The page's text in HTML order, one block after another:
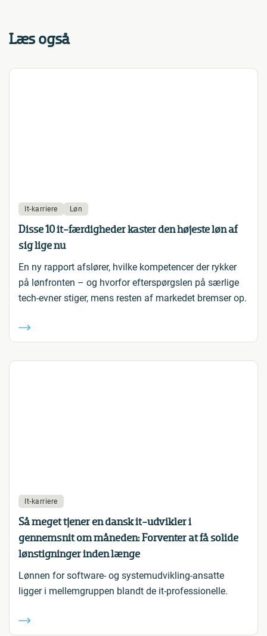
Læs også
It-karriere Løn
Disse 10 it-færdigheder kaster den højeste løn af
sig lige nu
En ny rapport afslører, hvilke kompetencer der rykker
på lønfronten – og hvorfor efterspørgslen på særlige
tech-evner stiger, mens resten af markedet bremser op.
It-karriere
Så meget tjener en dansk it-udvikler i
gennemsnit om måneden: Forventer at få solide
lønstigninger inden længe
Lønnen for software- og systemudvikling-ansatte
ligger i mellemgruppen blandt de it-professionelle.